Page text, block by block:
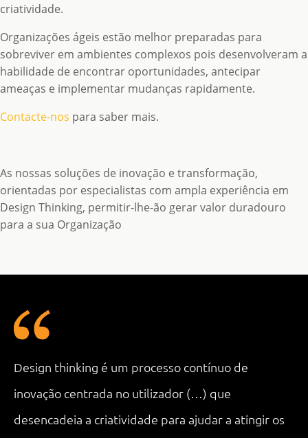
criatividade.
Organizações ágeis estão melhor preparadas para
sobreviver em ambientes complexos pois desenvolveram a
habilidade de encontrar oportunidades, antecipar
ameaças e implementar mudanças rapidamente.
Contacte-nos para saber mais.
As nossas soluções de inovação e transformação,
orientadas por especialistas com ampla experiência em
Design Thinking, permitir-lhe-ão gerar valor duradouro
para a sua Organização
Design thinking é um processo contínuo de
inovação centrada no utilizador (…) que
desencadeia a criatividade para ajudar a atingir os